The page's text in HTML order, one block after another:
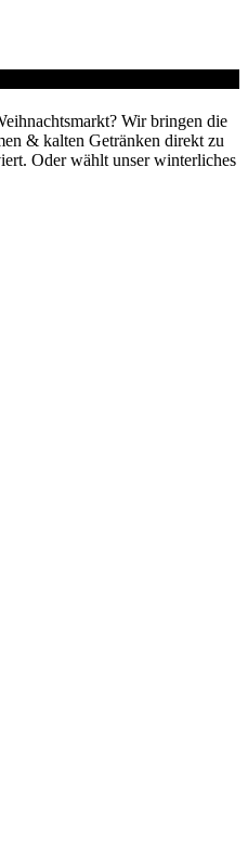
Wir bringen die
& kalten Getränken direkt zu
Oder wählt unser winterliches